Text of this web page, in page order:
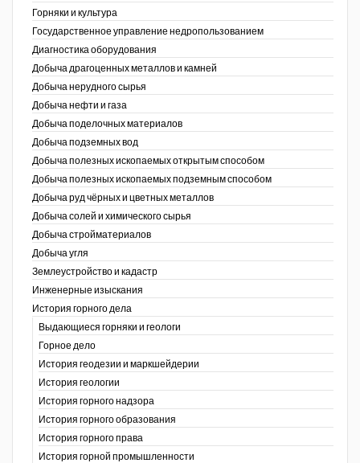
Горняки и культура
Государственное управление недропользованием
Диагностика оборудования
Добыча драгоценных металлов и камней
Добыча нерудного сырья
Добыча нефти и газа
Добыча поделочных материалов
Добыча подземных вод
Добыча полезных ископаемых открытым способом
Добыча полезных ископаемых подземным способом
Добыча руд чёрных и цветных металлов
Добыча солей и химического сырья
Добыча стройматериалов
Добыча угля
Землеустройство и кадастр
Инженерные изыскания
История горного дела
Выдающиеся горняки и геологи
Горное дело
История геодезии и маркшейдерии
История геологии
История горного надзора
История горного образования
История горного права
История горной промышленности
Уголь Кузбасса
Химагрегаты
распределение
Coal People Magazine
PWC